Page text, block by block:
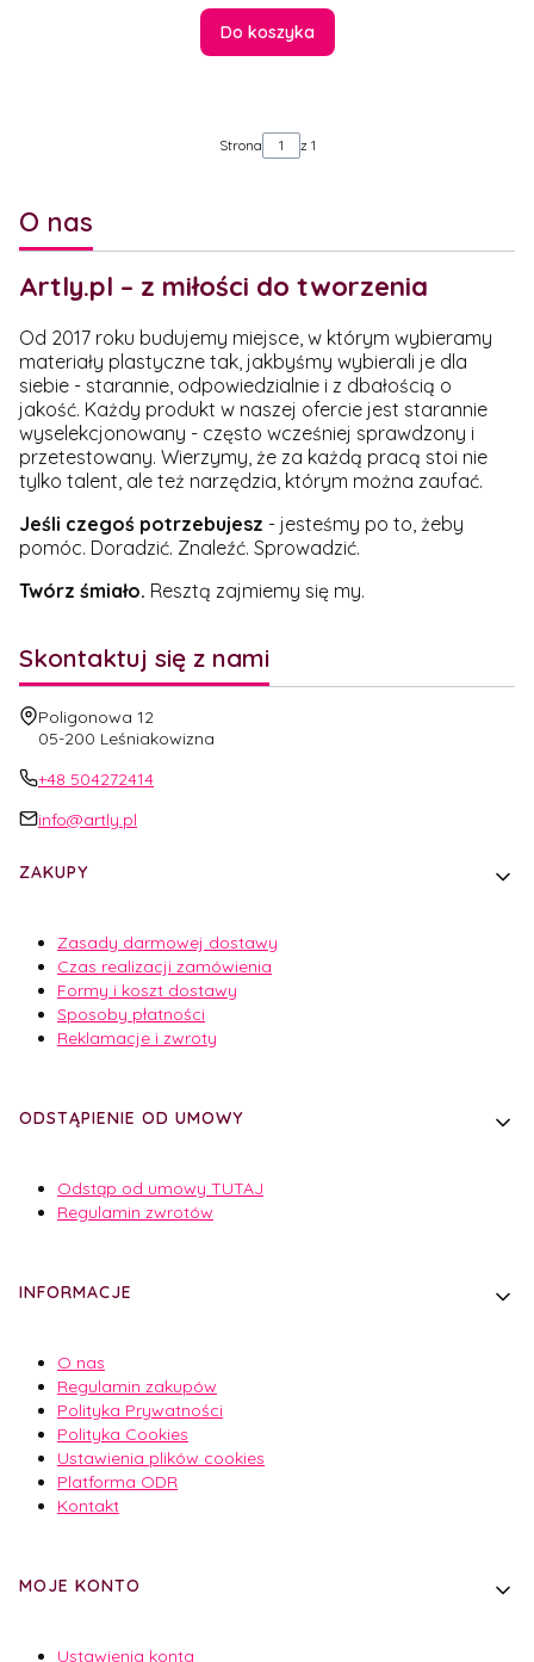
Do koszyka
Strona z 1
O nas
Artly.pl – z miłości do tworzenia
Od 2017 roku budujemy miejsce, w którym wybieramy
materiały plastyczne tak, jakbyśmy wybierali je dla
siebie - starannie, odpowiedzialnie i z dbałością o
jakość. Każdy produkt w naszej ofercie jest starannie
wyselekcjonowany - często wcześniej sprawdzony i
przetestowany. Wierzymy, że za każdą pracą stoi nie
tylko talent, ale też narzędzia, którym można zaufać.
Jeśli czegoś potrzebujesz - jesteśmy po to, żeby
pomóc. Doradzić. Znaleźć. Sprowadzić.
Twórz śmiało. Resztą zajmiemy się my.
Skontaktuj się z nami
Adres:
Poligonowa 12
05-200 Leśniakowizna
+48 504272414
info@artly.pl
ZAKUPY
Zasady darmowej dostawy
Czas realizacji zamówienia
Formy i koszt dostawy
Sposoby płatności
Reklamacje i zwroty
ODSTĄPIENIE OD UMOWY
Odstąp od umowy TUTAJ
Regulamin zwrotów
INFORMACJE
O nas
Regulamin zakupów
Polityka Prywatności
Polityka Cookies
Ustawienia plików cookies
Platforma ODR
Kontakt
MOJE KONTO
Ustawienia konta